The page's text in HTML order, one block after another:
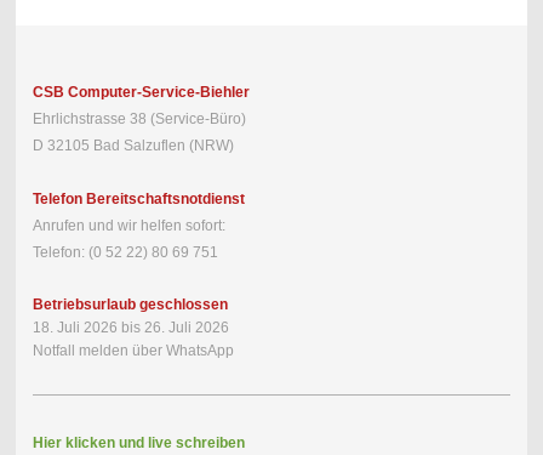
CSB Computer-Service-Biehler
Ehrlichstrasse 38 (Service-Büro)
D 32105 Bad Salzuflen (NRW)
Telefon Bereitschaftsnotdienst
Anrufen und wir helfen sofort:
Telefon: (0 52 22) 80 69 751
Betriebsurlaub geschlossen
18. Juli 2026 bis 26. Juli 2026
Notfall melden über WhatsApp
Hier klicken und live schreiben